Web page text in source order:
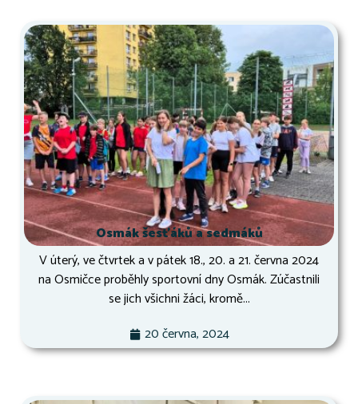
Osmák šesťáků a sedmáků
V úterý, ve čtvrtek a v pátek 18., 20. a 21. června 2024
na Osmičce proběhly sportovní dny Osmák. Zúčastnili
se jich všichni žáci, kromě...
20 června, 2024